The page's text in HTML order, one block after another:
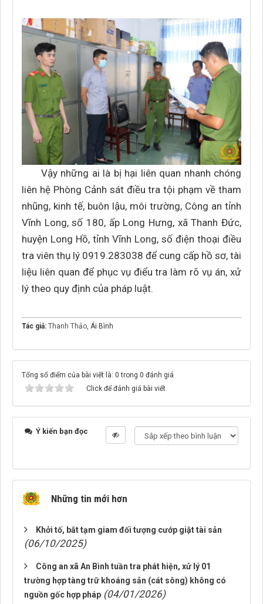
Vậy những ai là bị hại liên quan nhanh chóng
liên hệ Phòng Cảnh sát điều tra tội phạm về tham
nhũng, kinh tế, buôn lậu, môi trường, Công an tỉnh
Vĩnh Long, số 180, ấp Long Hưng, xã Thanh Đức,
huyện Long Hồ, tỉnh Vĩnh Long, số điện thoại điều
tra viên thụ lý 0919.283038 để cung cấp hồ sơ, tài
liệu liên quan để phục vụ điểu tra làm rõ vụ án, xử
lý theo quy định của pháp luật.
Tác giả: Thanh Thảo, Ái Bình
Tổng số điểm của bài viết là: 0 trong 0 đánh giá
Click để đánh giá bài viết
Ý kiến bạn đọc
Những tin mới hơn
Khởi tố, bắt tạm giam đối tượng cướp giật tài sản
(06/10/2025)
Công an xã An Bình tuần tra phát hiện, xử lý 01
trường hợp tàng trữ khoáng sản (cát sông) không có
nguồn gốc hợp pháp (04/01/2026)